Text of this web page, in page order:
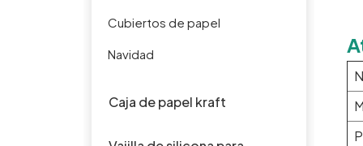
Cubiertos de papel
Navidad
Caja de papel kraft